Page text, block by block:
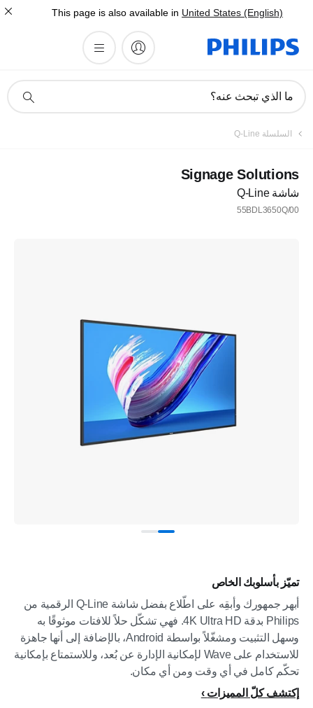
This page is also available in United States (English)
دعم
ما الذي تبحث عنه؟
السلسلة Q-Line
Signage Solutions
شاشة Q-Line
55BDL3650Q/00
تميّز بأسلوبك الخاص
أبهر جمهورك وأبقِه على اطّلاع بفضل شاشة Q-Line الرقمية من
Philips بدقة 4K Ultra HD. فهي تشكّل حلاً للافتات موثوقًا به
وسهل التثبيت ومشغّلاً بواسطة Android، بالإضافة إلى أنها جاهزة
للاستخدام على Wave لإمكانية الإدارة عن بُعد، وللاستمتاع بإمكانية
تحكّم كامل في أي وقت ومن أي مكان.
إكتشف كلّ المميزات